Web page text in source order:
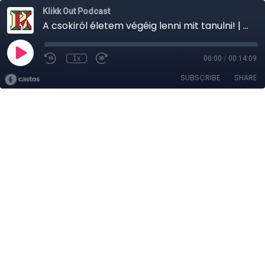
Klikk Out Podcast
A csokiról életem végéig lenni mit tanulni! | Kilépni a sorból
1x 00:00 / 00:14:09
SUBSCRIBE SHARE